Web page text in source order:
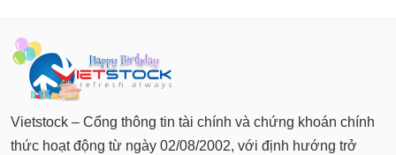
Vietstock – Cổng thông tin tài chính và chứng khoán chính
thức hoạt động từ ngày 02/08/2002, với định hướng trở